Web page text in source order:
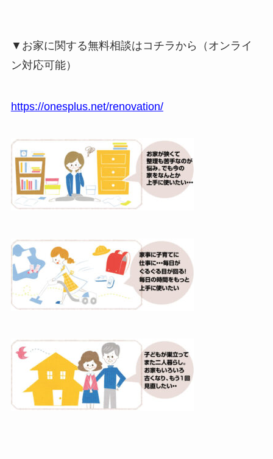
▼お家に関する無料相談はコチラから（オンライ
ン対応可能）
https://onesplus.net/renovation/